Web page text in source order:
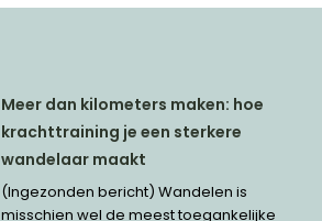
Meer dan kilometers maken: hoe
krachttraining je een sterkere
wandelaar maakt
(Ingezonden bericht) Wandelen is
misschien wel de meest toegankelijke